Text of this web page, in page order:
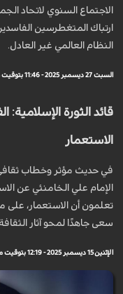
الاجتماع السنوي لاتحاد
ارتباك المتغطرسين
النظام العالمي غير العادل.
السبت 27 ديسمبر 2025 - 11:46 بتوقيت مكة
قائد الثورة الإسلامية:
الاستعمار
في حديث مؤثر وخطاب
الإمام علي الخامنئي عن
تعلمون أن الاستعمار،
سعى جاهدًا لمحو آثار
الإثنين 15 ديسمبر 2025 - 12:19 بتوقيت مكة